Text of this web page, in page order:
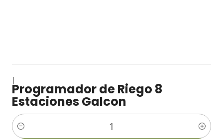
|
Programador de Riego 8
Estaciones Galcon
Cantidad